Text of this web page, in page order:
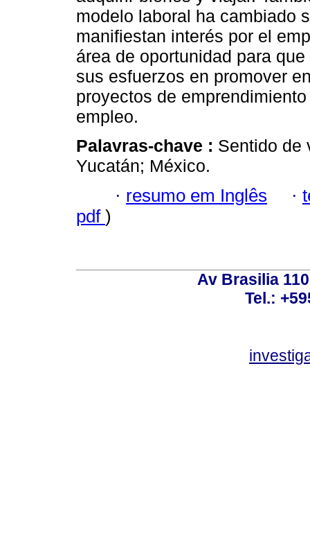
modelo laboral ha cambiado
manifiestan interés por el
área de oportunidad para
sus esfuerzos en promover
proyectos de
empleo.
Palavras-chave : Sentido de
Yucatán; México.
· resumo em Inglês ·
pdf )
Av Brasilia
Tel.: